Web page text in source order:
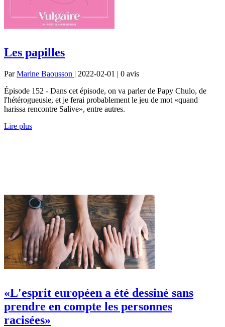
Les papilles
ParMarine Baousson | 2022-02-01 | 0 avis
Épisode 152 - Dans cet épisode, on va parler de Papy Chulo, de
l'hétérogueusie, et je ferai probablement le jeu de mot «quand
harissa rencontre Salive», entre autres.
Lire plus
«L'esprit européen a été dessiné sans
prendre en compte les personnes
racisées»